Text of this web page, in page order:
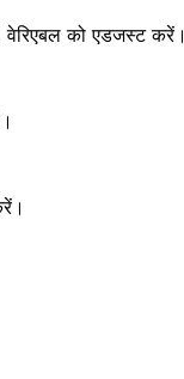
को एडजस्ट करें।